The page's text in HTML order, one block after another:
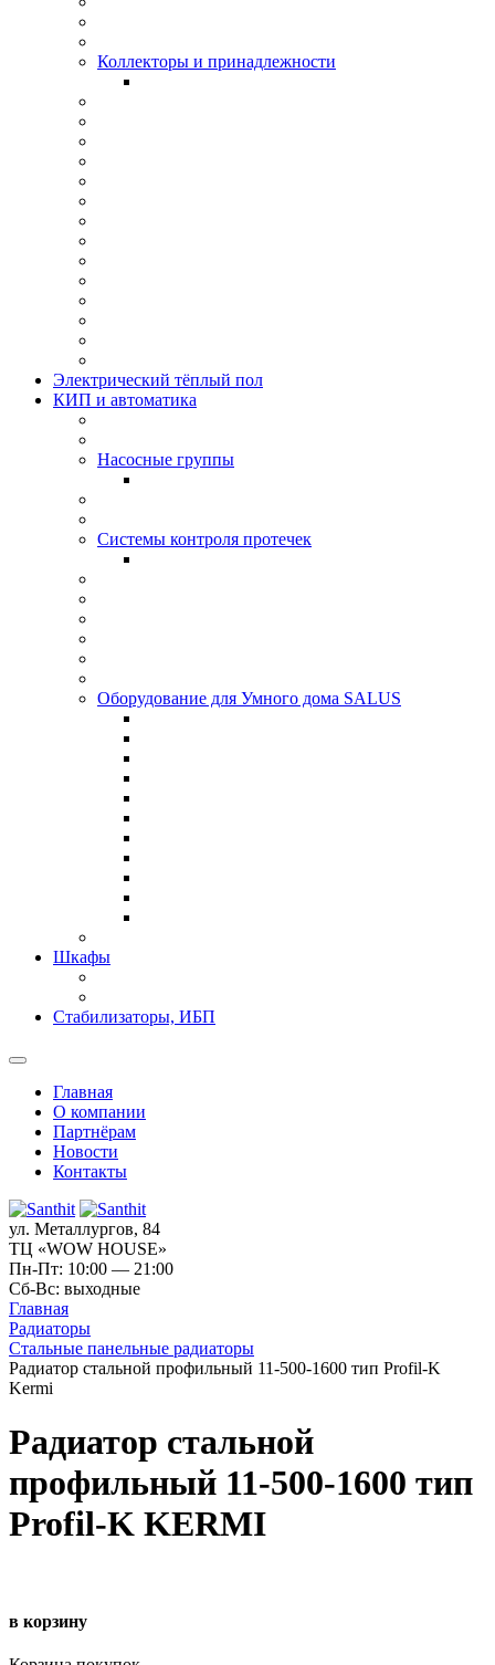
Коллекторы и принадлежности
Электрический тёплый пол
КИП и автоматика
Насосные группы
Системы контроля протeчек
Оборудование для Умного дома SALUS
Шкафы
Стабилизаторы, ИБП
Главная
О компании
Партнёрам
Новости
Контакты
ул. Металлургов, 84
ТЦ «WOW HOUSE»
Пн-Пт: 10:00 — 21:00
Сб-Вс: выходные
Главная
Радиаторы
Стальные панельные радиаторы
Радиатор стальной профильный 11-500-1600 тип Profil-K
Kermi
Радиатор стальной
профильный 11-500-1600 тип
Profil-K KERMI
в корзину